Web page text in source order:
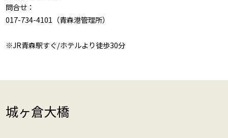
問合せ：
017-734-4101（青森港管理所）
※JR青森駅すぐ/ホテルより徒歩30分
城ヶ倉大橋